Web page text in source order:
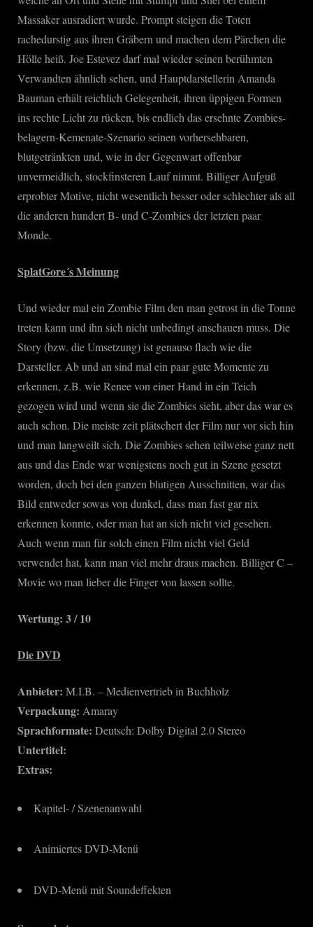
Massaker ausradiert wurde. Prompt steigen die Toten
rachedurstig aus ihren Gräbern und machen dem Pärchen die
Hölle heiß. Joe Estevez darf mal wieder seinen berühmten
Verwandten ähnlich sehen, und Hauptdarstellerin Amanda
Bauman erhält reichlich Gelegenheit, ihren üppigen Formen
ins rechte Licht zu rücken, bis endlich das ersehnte Zombies-
belagern-Kemenate-Szenario seinen vorhersehbaren,
blutgetränkten und, wie in der Gegenwart offenbar
unvermeidlich, stockfinsteren Lauf nimmt. Billiger Aufguß
erprobter Motive, nicht wesentlich besser oder schlechter als all
die anderen hundert B- und C-Zombies der letzten paar
Monde.
SplatGore´s Meinung
Und wieder mal ein Zombie Film den man getrost in die Tonne
treten kann und ihn sich nicht unbedingt anschauen muss. Die
Story (bzw. die Umsetzung) ist genauso flach wie die
Darsteller. Ab und an sind mal ein paar gute Momente zu
erkennen, z.B. wie Renee von einer Hand in ein Teich
gezogen wird und wenn sie die Zombies sieht, aber das war es
auch schon. Die meiste zeit plätschert der Film nur vor sich hin
und man langweilt sich. Die Zombies sehen teilweise ganz nett
aus und das Ende war wenigstens noch gut in Szene gesetzt
worden, doch bei den ganzen blutigen Ausschnitten, war das
Bild entweder sowas von dunkel, dass man fast gar nix
erkennen konnte, oder man hat an sich nicht viel gesehen.
Auch wenn man für solch einen Film nicht viel Geld
verwendet hat, kann man viel mehr draus machen. Billiger C –
Movie wo man lieber die Finger von lassen sollte.
Wertung: 3 / 10
Die DVD
Anbieter: M.I.B. – Medienvertrieb in Buchholz
Verpackung: Amaray
Sprachformate: Deutsch: Dolby Digital 2.0 Stereo
Untertitel:
Extras:
Kapitel- / Szenenanwahl
Animiertes DVD-Menü
DVD-Menü mit Soundeffekten